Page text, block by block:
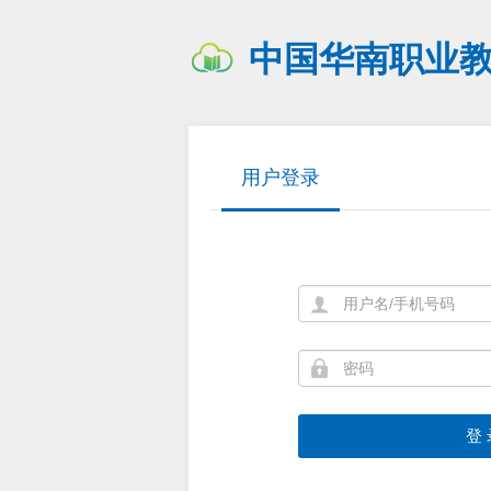
中国华南职业
用户登录
登